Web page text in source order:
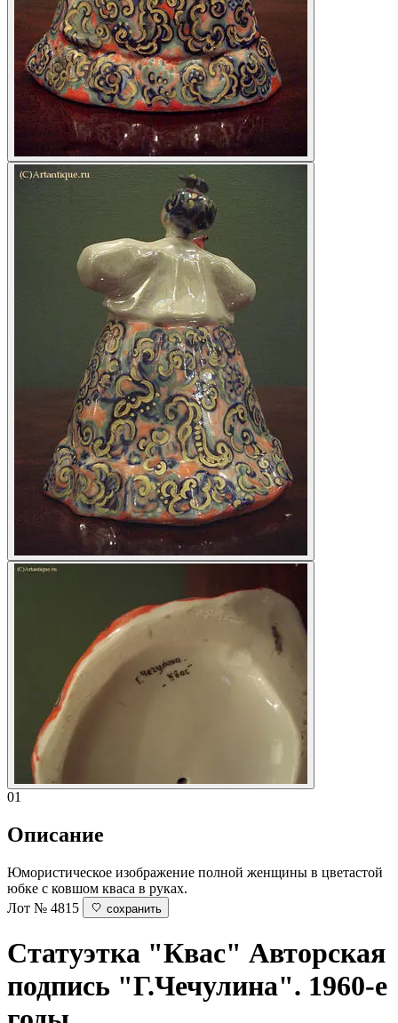
01
Описание
Юмористическое изображение полной женщины в цветастой
юбке с ковшом кваса в руках.
Лот № 4815
сохранить
Статуэтка "Квас" Авторская
подпись "Г.Чечулина". 1960-е